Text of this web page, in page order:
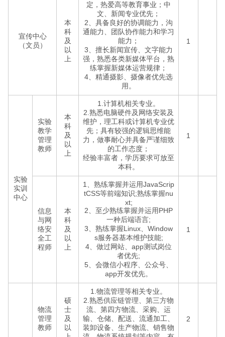
宣传中心
（文员）
本
科
及
以
上
定，热爱高等教育事业；中
文、新闻专业优先；
2、具备良好的协调能力，沟
通能力、团队协作能力和学习
能力；
3、擅长新闻宣传、文字能力
强，熟悉各类新媒体平台，熟
练掌握新媒体运营规律；
4、精通摄影、摄像者优先选
用。
1
实验
实训
中心
实验
教学
管理
教师
本
科
及
以
上
1.计算机相关专业。
2.熟悉电脑硬件及网络安装及
维护，理工科或计算机专业优
先；具有较强的逻辑思维能
力，做事耐心并具备严谨细致
的工作态度；
经验丰富者，学历要求可放至
本科。
1
信息
与网
络安
全工
程师
本
科
及
以
上
1、熟练掌握并运用JavaScrip
tCSS等前端知识;熟练掌握nu
xt;
2、至少熟练掌握并运用PHP
一种后端语言;
3、熟练掌握Linux、Window
s服务器基本维护技能;
4、做过网站、app测试岗位
者优先;
5、会微信小程序、公众号、
app开发优先。
1
物流
管理
教师
硕
士
及
以
1.物流管理等相关专业。
2.熟悉供应链管理、第三方物
流、第四方物流、采购、运
输、仓储、配送、流通加工、
装卸设备、生产物流、销售物
2